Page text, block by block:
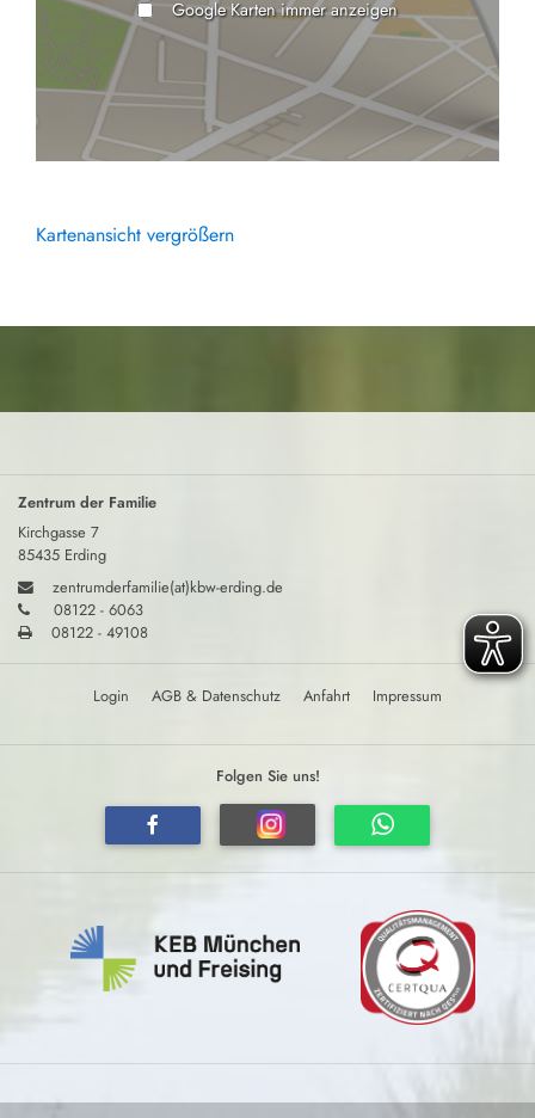
Google Karten immer anzeigen
Kartenansicht vergrößern
Zentrum der Familie
Kirchgasse 7
85435 Erding
zentrumderfamilie(at)kbw-erding.de
08122 - 6063
08122 - 49108
Login AGB & Datenschutz Anfahrt Impressum
Folgen Sie uns!